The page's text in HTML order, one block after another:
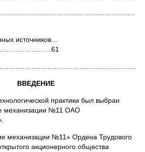
источников...
ВВЕДЕНИЕ
практики был выбран
механизации №11 ОАО
механизации №11» Ордена Трудового
акционерного общества